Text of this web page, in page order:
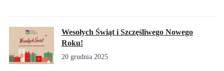
Wesołych Świąt i Szczęśliwego Nowego
Roku!
20 grudnia 2025